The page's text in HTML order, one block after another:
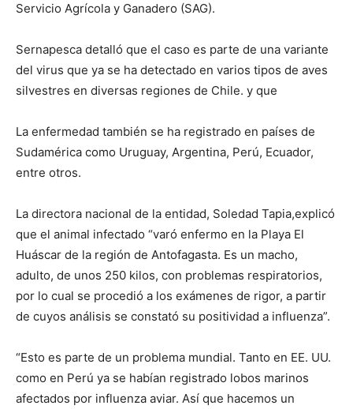
Servicio Agrícola y Ganadero (SAG).
Sernapesca detalló que el caso es parte de una variante
del virus que ya se ha detectado en varios tipos de aves
silvestres en diversas regiones de Chile. y que
La enfermedad también se ha registrado en países de
Sudamérica como Uruguay, Argentina, Perú, Ecuador,
entre otros.
La directora nacional de la entidad, Soledad Tapia,explicó
que el animal infectado “varó enfermo en la Playa El
Huáscar de la región de Antofagasta. Es un macho,
adulto, de unos 250 kilos, con problemas respiratorios,
por lo cual se procedió a los exámenes de rigor, a partir
de cuyos análisis se constató su positividad a influenza”.
“Esto es parte de un problema mundial. Tanto en EE. UU.
como en Perú ya se habían registrado lobos marinos
afectados por influenza aviar. Así que hacemos un